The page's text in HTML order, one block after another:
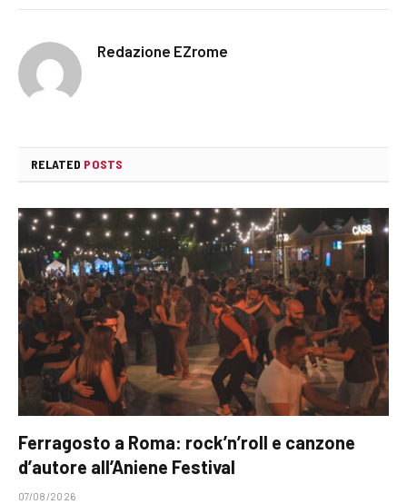
Redazione EZrome
RELATED POSTS
Ferragosto a Roma: rock’n’roll e canzone
d’autore all’Aniene Festival
07/08/2026